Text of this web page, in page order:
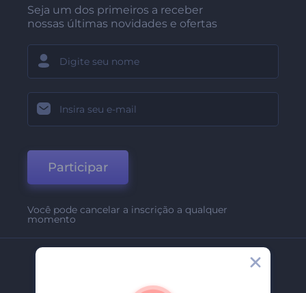
Seja um dos primeiros a receber
nossas últimas novidades e ofertas
Participar
Você pode cancelar a inscrição a qualquer
momento
Sobre Nós